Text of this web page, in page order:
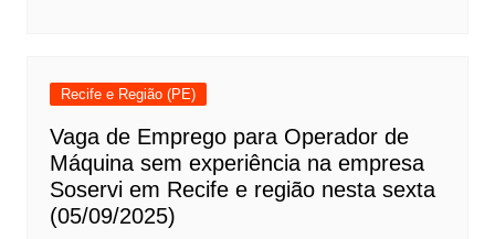
Recife e Região (PE)
Vaga de Emprego para Operador de
Máquina sem experiência na empresa
Soservi em Recife e região nesta sexta
(05/09/2025)